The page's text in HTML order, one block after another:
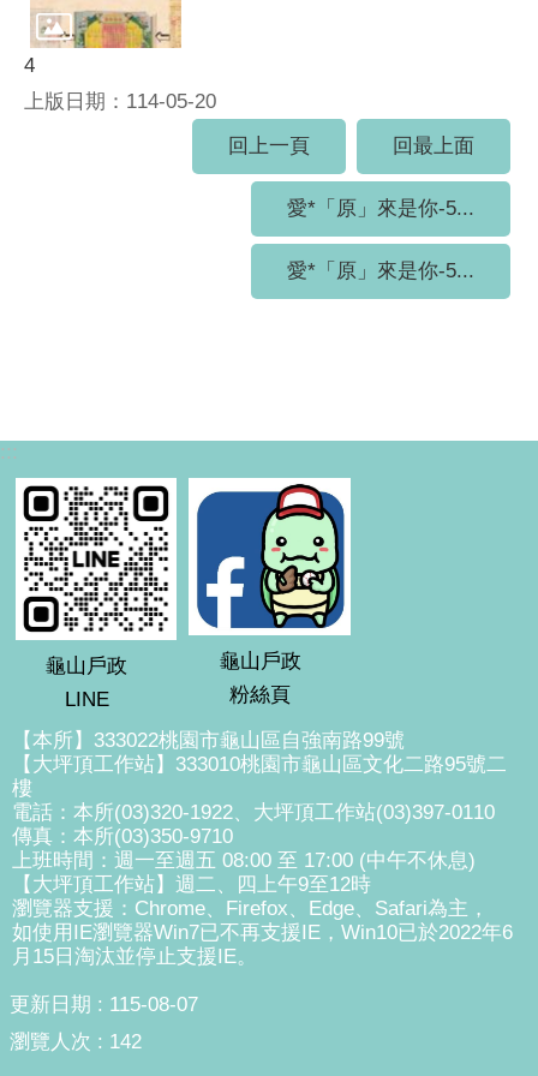
4
上版日期：114-05-20
回上一頁
回最上面
愛*「原」來是你-5...
愛*「原」來是你-5...
:::
龜山戶政
LINE
龜山戶政
粉絲頁
【本所】333022桃園市龜山區自強南路99號
【大坪頂工作站】333010桃園市龜山區文化二路95號二
樓
電話：本所(03)320-1922、大坪頂工作站(03)397-0110
傳真：本所(03)350-9710
上班時間：週一至週五 08:00 至 17:00 (中午不休息)
【大坪頂工作站】週二、四上午9至12時
瀏覽器支援：Chrome、Firefox、Edge、Safari為主，
如使用IE瀏覽器Win7已不再支援IE，Win10已於2022年6
月15日淘汰並停止支援IE。
更新日期
115-08-07
瀏覽人次
142